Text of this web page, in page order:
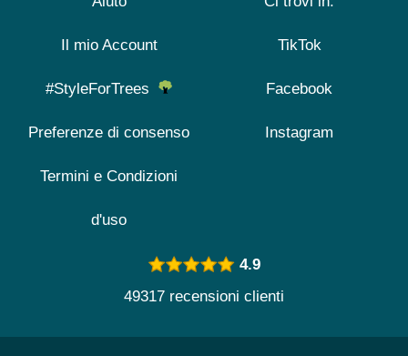
Il mio Account
#StyleForTrees
Preferenze di consenso
Termini e Condizioni
d'uso
TikTok
Facebook
Instagram
4.9
49317 recensioni clienti